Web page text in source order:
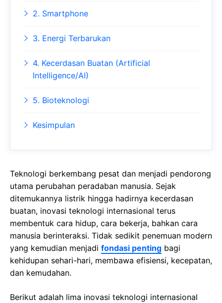
2. Smartphone
3. Energi Terbarukan
4. Kecerdasan Buatan (Artificial
Intelligence/AI)
5. Bioteknologi
Kesimpulan
Teknologi berkembang pesat dan menjadi pendorong
utama perubahan peradaban manusia. Sejak
ditemukannya listrik hingga hadirnya kecerdasan
buatan, inovasi teknologi internasional terus
membentuk cara hidup, cara bekerja, bahkan cara
manusia berinteraksi. Tidak sedikit penemuan modern
yang kemudian menjadi fondasi penting bagi
kehidupan sehari-hari, membawa efisiensi, kecepatan,
dan kemudahan.
Berikut adalah lima inovasi teknologi internasional